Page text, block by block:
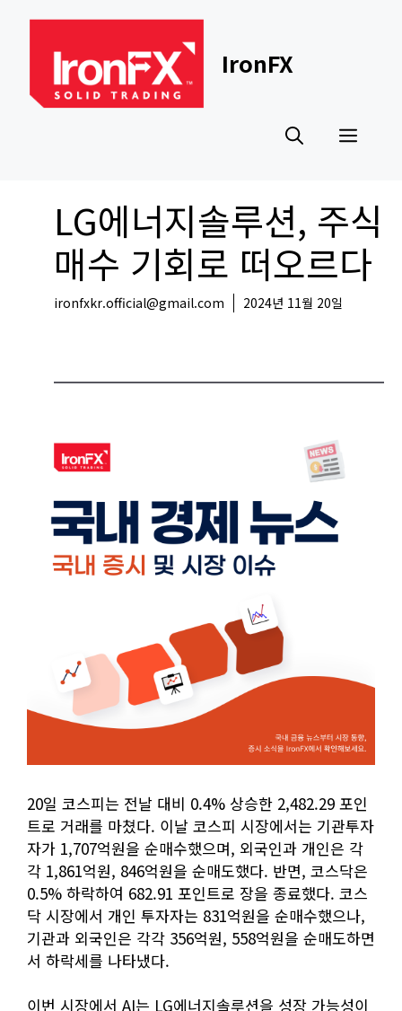
content
IronFX
LG에너지솔루션, 주식
매수 기회로 떠오르다
ironfxkr.official@gmail.com 2024년 11월 20일
20일 코스피는 전날 대비 0.4% 상승한 2,482.29 포인
트로 거래를 마쳤다. 이날 코스피 시장에서는 기관투자
자가 1,707억원을 순매수했으며, 외국인과 개인은 각
각 1,861억원, 846억원을 순매도했다. 반면, 코스닥은
0.5% 하락하여 682.91 포인트로 장을 종료했다. 코스
닥 시장에서 개인 투자자는 831억원을 순매수했으나,
기관과 외국인은 각각 356억원, 558억원을 순매도하면
서 하락세를 나타냈다.
이번 시장에서 AI는 LG에너지솔루션을 성장 가능성이